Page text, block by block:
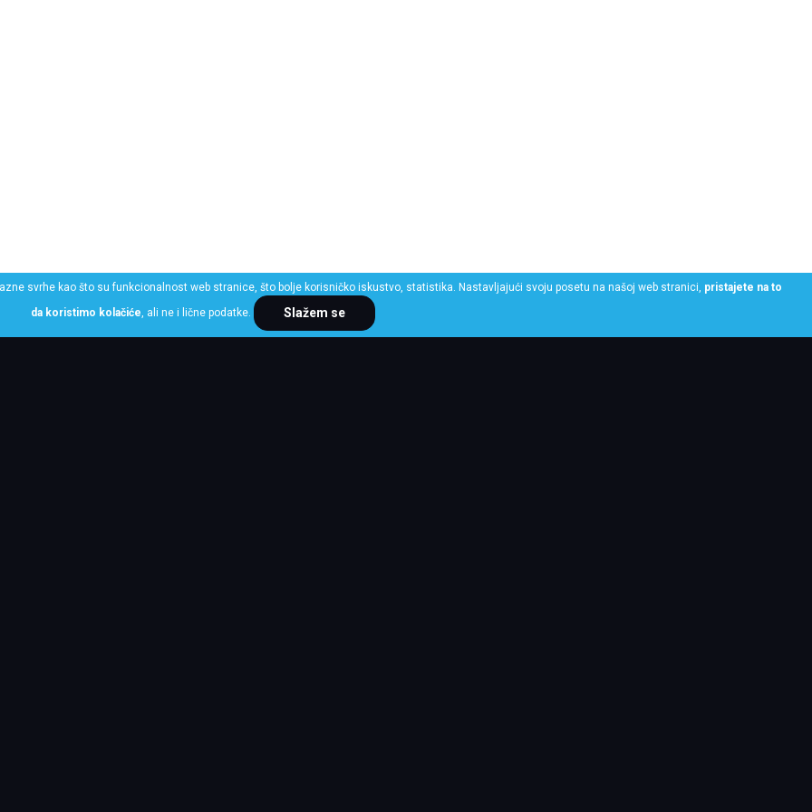
svrhe kao što su funkcionalnost web stranice, što bolje korisničko iskustvo, statistika. Nastavljajući svoju posetu na našoj web stranici, pristajete na to
da koristimo kolačiće , ali ne i lične podatke. Slažem se